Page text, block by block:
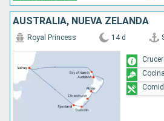
AUSTRALIA, NUEVA ZELANDA
Royal Princess 14 d